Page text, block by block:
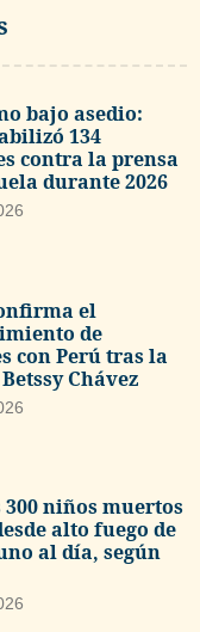
bajo asedio:
134
contra la prensa
durante 2026
el
de
con Perú tras la
Chávez
niños muertos
alto fuego de
al día, según